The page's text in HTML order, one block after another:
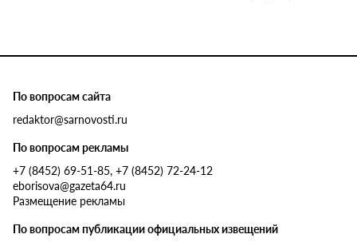
По вопросам сайта
redaktor@sarnovosti.ru
По вопросам рекламы
+7 (8452) 69-51-85, +7 (8452) 72-24-12
eborisova@gazeta64.ru
Размещение рекламы
По вопросам публикации официальных извещений